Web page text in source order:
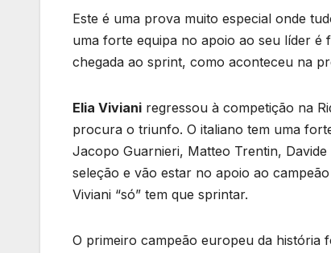
Este é uma prova muito especial onde
uma forte equipa no apoio ao seu líder é
chegada ao sprint, como aconteceu na
Elia Viviani regressou à competição na
procura o triunfo. O italiano tem uma
Jacopo Guarnieri, Matteo Trentin,
seleção e vão estar no apoio ao
Viviani “só” tem que sprintar.
O primeiro campeão europeu da história